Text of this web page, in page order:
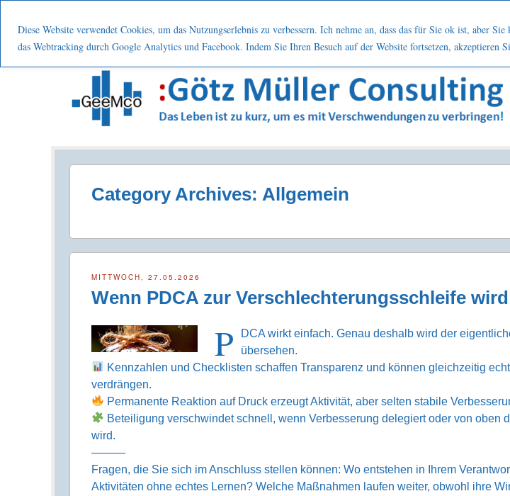
Diese Website verwendet Cookies, um das Nutzungserlebnis zu verbessern. Ich nehme an, dass das für Sie ok ist, aber
das Webtracking durch Google Analytics und Facebook. Indem Sie Ihren Besuch auf der Website fortsetzen, akzeptieren
Menu
Start
Leistung Nutzen Über mich Netzwerk Kontakt
Prozesse . Systematisch . Kontinuierlich . Verbessern
Category Archives: Allgemein
MITTWOCH, 27.05.2026
Wenn PDCA zur Verschlechterungsschleife wird
P
DCA wirkt einfach. Genau deshalb wird der
übersehen.
Kennzahlen und Checklisten schaffen Transparenz und können gleichzeitig
verdrängen.
Permanente Reaktion auf Druck erzeugt Aktivität, aber selten stabile
Beteiligung verschwindet schnell, wenn Verbesserung delegiert oder von oben
wird.
———
Fragen, die Sie sich im Anschluss stellen können: Wo entstehen in Ihrem
Aktivitäten ohne echtes Lernen? Welche Maßnahmen laufen weiter, obwohl ihre